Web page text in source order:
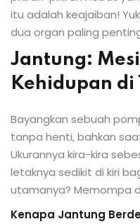
itu adalah keajaiban!
dua organ paling
Jantung:
Kehidupan di
Bayangkan sebuah
tanpa henti, bahkan
Ukurannya kira-kira
letaknya sedikit di kiri
utamanya? Memompa
Kenapa Jantung